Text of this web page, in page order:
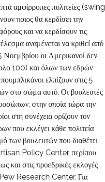
αμφίρροπες πολιτείες (swing
ποιος θα κερδίσει την
και να κερδίσουν τις
αναμένεται να κριθεί από
Νοεμβρίου οι Αμερικανοί δεν
100) και όλων των εδρών
ελπίζουν στις 5
στο σώμα αυτό. Οι βουλευτές
στην οποία τώρα την
στη συνέχεια ορίζουν τον
που εκλέγει κάθε πολιτεία
των βουλευτών που διαθέτει
Policy Center, περίπου
και στις προεδρικές εκλογές
Pew Research Center. Για